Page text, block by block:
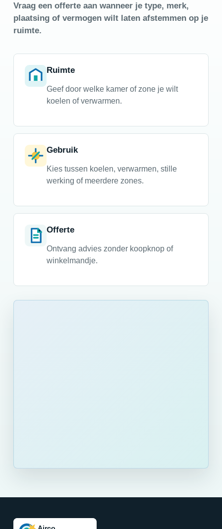
Vraag een offerte aan wanneer je type, merk,
plaatsing of vermogen wilt laten afstemmen op je
ruimte.
Ruimte
Geef door welke kamer of zone je wilt
koelen of verwarmen.
Gebruik
Kies tussen koelen, verwarmen, stille
werking of meerdere zones.
Offerte
Ontvang advies zonder koopknop of
winkelmandje.